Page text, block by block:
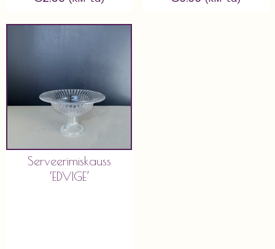
Serveerimiskauss
‘EDVIGE’